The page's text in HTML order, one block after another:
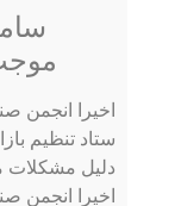
اخیرا انجمن
دلیل مشکلات
اخیرا انجمن